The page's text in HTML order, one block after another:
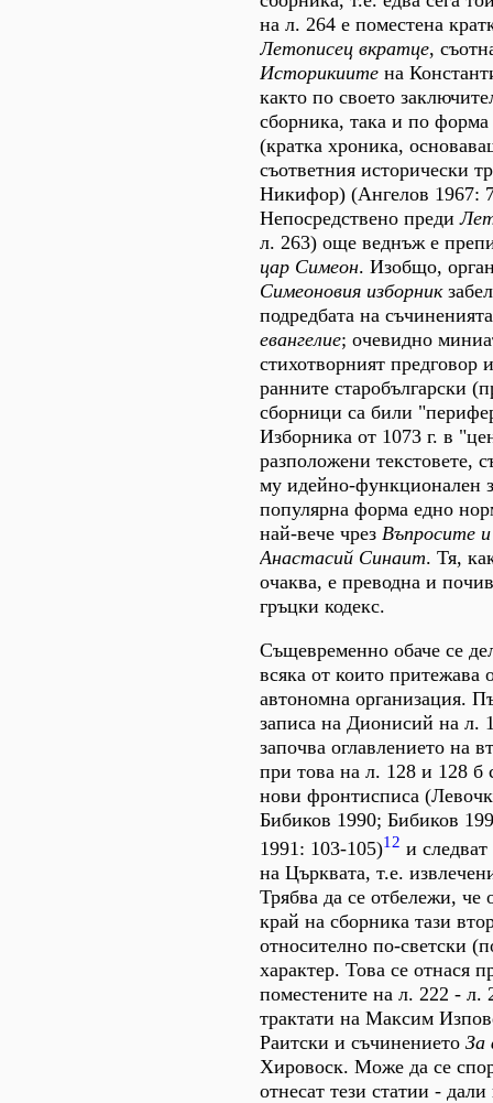
на л. 264 е поместена
Летописец вкратце,
Историкиите на
както по своето
сборника, така и по
(кратка хроника,
съответния исторически
Никифор) (Ангелов 1967:
Непосредствено преди
л. 263) още веднъж е
цар Симеон. Изобщо,
Симеоновия изборник
подредбата на
евангелие; очевидно
стихотворният предговор
ранните старобългарски
сборници са били
Изборника от 1073 г. в
разположени текстовете,
му идейно-функционален
популярна форма едно
най-вече чрез Въпросите
Анастасий Синаит. Тя,
очаква, е преводна и
гръцки кодекс.
Същевременно обаче се
всяка от които притежава
автономна организация.
записа на Дионисий на л.
започва оглавлението на
при това на л. 128 и 128 б
нови фронтисписа
Бибиков 1990; Бибиков
1991: 103-105)12 и
на Църквата, т.е.
Трябва да се отбележи, че
край на сборника тази
относително по-светски
характер. Това се отнася
поместените на л. 222 - л.
трактати на Максим
Раитски и съчинението За
Хировоск. Може да се
отнесат тези статии -